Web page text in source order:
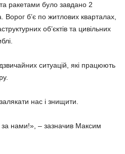
ракетами було завдано 2
Ворог б’є по житлових кварталах,
об’єктів та цивільних
ситуацій, які працюють
нас і знищити.
нами!», – зазначив Максим